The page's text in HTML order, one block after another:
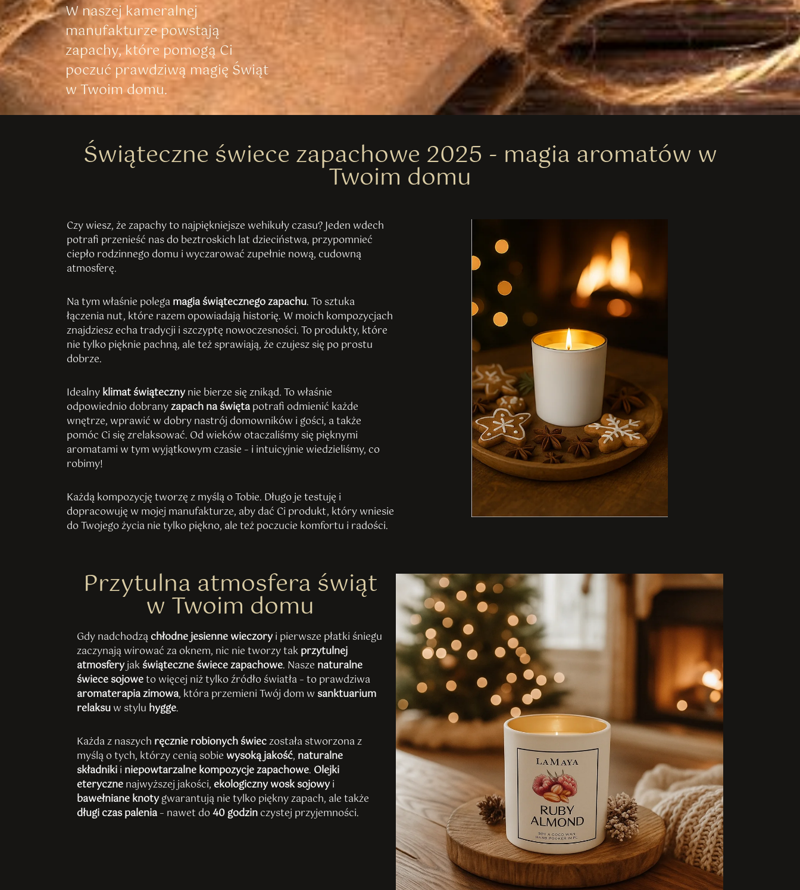
W naszej kameralnej
manufakturze powstają
zapachy, które pomogą Ci
poczuć prawdziwą magię Świąt
w Twoim domu.
Świąteczne świece zapachowe 2025 - magia aromatów w
Twoim domu
Czy wiesz, że zapachy to najpiękniejsze wehikuły czasu? Jeden wdech
potrafi przenieść nas do beztroskich lat dzieciństwa, przypomnieć
ciepło rodzinnego domu i wyczarować zupełnie nową, cudowną
atmosferę.
Na tym właśnie polegamagia świątecznego zapachu. To sztuka
łączenia nut, które razem opowiadają historię. W moich kompozycjach
znajdziesz echa tradycji i szczyptę nowoczesności. To produkty, które
nie tylko pięknie pachną, ale też sprawiają, że czujesz się po prostu
dobrze.
Idealnyklimat świątecznynie bierze się znikąd. To właśnie
odpowiednio dobranyzapach na świętapotrafi odmienić każde
wnętrze, wprawić w dobry nastrój domowników i gości, a także
pomóc Ci się zrelaksować. Od wieków otaczaliśmy się pięknymi
aromatami w tym wyjątkowym czasie – i intuicyjnie wiedzieliśmy, co
robimy!
Każdą kompozycję tworzę z myślą o Tobie. Długo je testuję i
dopracowuję w mojej manufakturze, aby dać Ci produkt, który wniesie
do Twojego życia nie tylko piękno, ale też poczucie komfortu i radości.
Przytulna atmosfera świąt
w Twoim domu
Gdy nadchodząchłodne jesienne wieczoryi pierwsze płatki śniegu
zaczynają wirować za oknem, nic nie tworzy takprzytulnej
atmosferyjakświąteczne świece zapachowe. Nasze naturalne
świece sojoweto więcej niż tylko źródło światła – to prawdziwa
aromaterapia zimowa, która przemieni Twój dom w sanktuarium
relaksuw stylu hygge.
Każda z naszych ręcznie robionych świeczostała stworzona z
myślą o tych, którzy cenią sobie wysoką jakość, naturalne
składnikii niepowtarzalne kompozycje zapachowe. Olejki
eterycznenajwyższej jakości, ekologiczny wosk sojowyi
bawełniane knotygwarantują nie tylko piękny zapach, ale także
długi czas palenia– nawet do40 godzinczystej przyjemności.